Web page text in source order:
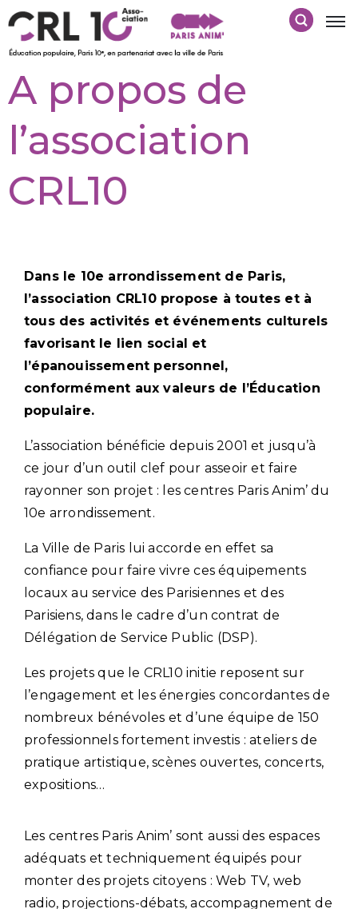
A propos de
l’association
CRL10
Dans le 10e arrondissement de Paris,
l’association CRL10 propose à toutes et à
tous des activités et événements culturels
favorisant le lien social et
l’épanouissement personnel,
conformément aux valeurs de l’Éducation
populaire.
L’association bénéficie depuis 2001 et jusqu’à
ce jour d’un outil clef pour asseoir et faire
rayonner son projet : les centres Paris Anim’ du
10e arrondissement.
La Ville de Paris lui accorde en effet sa
confiance pour faire vivre ces équipements
locaux au service des Parisiennes et des
Parisiens, dans le cadre d’un contrat de
Délégation de Service Public (DSP).
Les projets que le CRL10 initie reposent sur
l’engagement et les énergies concordantes de
nombreux bénévoles et d’une équipe de 150
professionnels fortement investis : ateliers de
pratique artistique, scènes ouvertes, concerts,
expositions…
Les centres Paris Anim’ sont aussi des espaces
adéquats et techniquement équipés pour
monter des projets citoyens : Web TV, web
radio, projections-débats, accompagnement de